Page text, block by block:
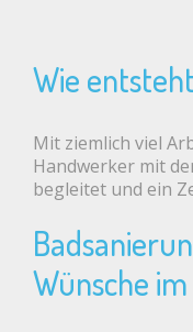
Wie
Mit ziemlich viel
Handwerker mit
begleitet und ein
Wünsche